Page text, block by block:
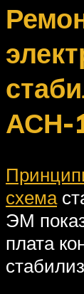
АСН-
схема
ЭМ
плата